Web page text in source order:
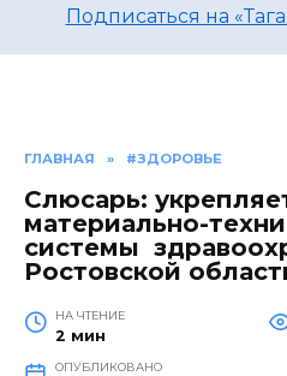
Подписаться на
ГЛАВНАЯ » #ЗДОРОВЬЕ
Слюсарь:
материально-
системы
Ростовской
НА ЧТЕНИЕ
2 мин
ОПУБЛИКОВАНО